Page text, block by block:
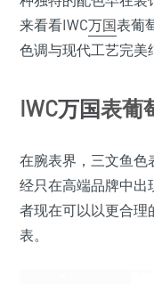
来看看IWC万国表葡
色调与现代工艺完美
IWC万国表葡
在腕表界，三文鱼色
经只在高端品牌中出
者现在可以以更合理
表。